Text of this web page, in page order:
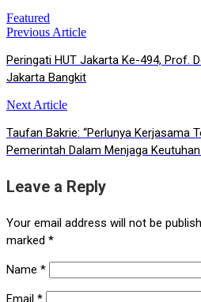
Featured
Post
navigation
Previous Article
Peringati HUT Jakarta Ke-494, Prof.
Jakarta Bangkit
Next Article
Taufan Bakrie: “Perlunya Kerjasama
Pemerintah Dalam Menjaga Keutuhan
Leave a Reply
Your email address will not be
marked *
Name *
Email *